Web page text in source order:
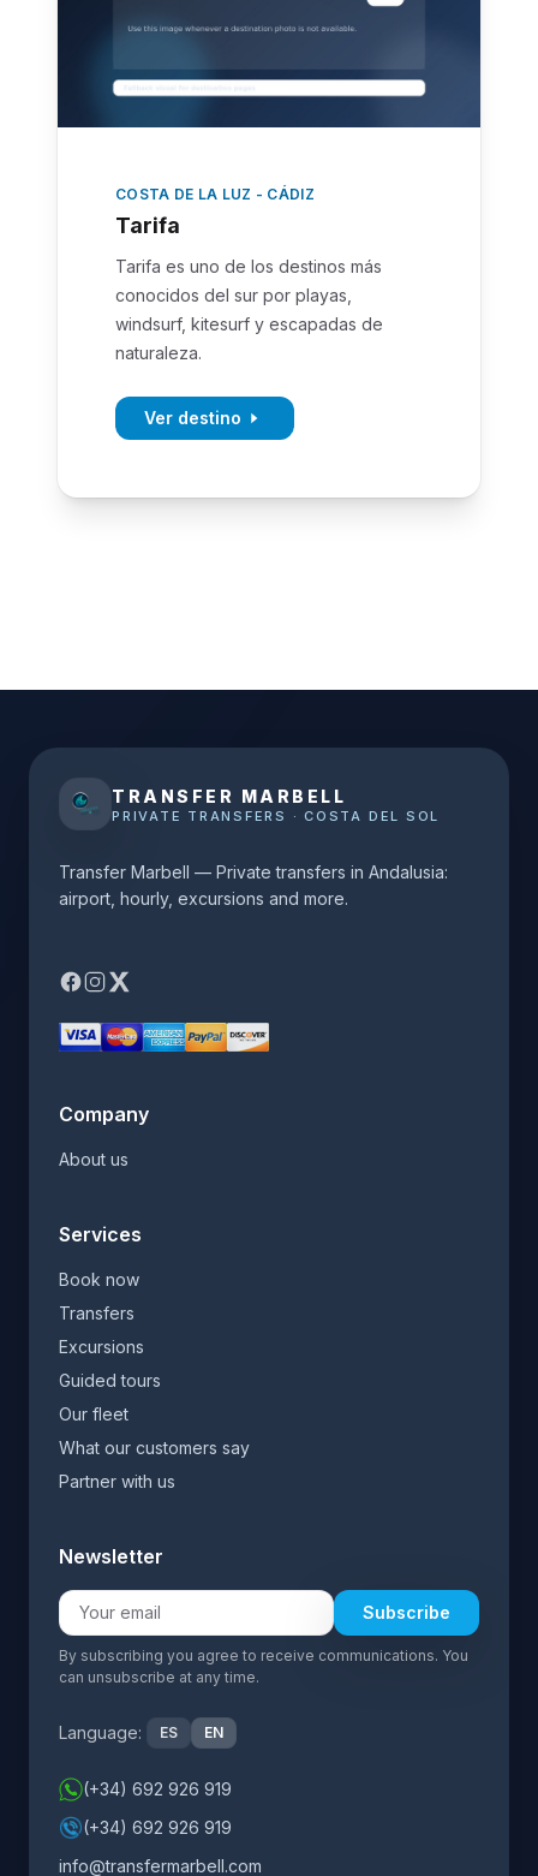
COSTA DE LA LUZ - CÁDIZ
Tarifa
Tarifa es uno de los destinos más
conocidos del sur por playas,
windsurf, kitesurf y escapadas de
naturaleza.
Ver destino
TRANSFER MARBELL
PRIVATE TRANSFERS · COSTA DEL SOL
Transfer Marbell — Private transfers in Andalusia:
airport, hourly, excursions and more.
Company
About us
Services
Book now
Transfers
Excursions
Guided tours
Our fleet
What our customers say
Partner with us
Newsletter
Subscribe
By subscribing you agree to receive communications. You
can unsubscribe at any time.
Language: ES EN
(+34) 692 926 919
(+34) 692 926 919
info@transfermarbell.com